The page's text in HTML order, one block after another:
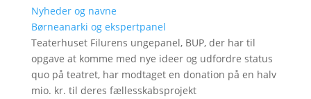
Nyheder og navne
Børneanarki og ekspertpanel
Teaterhuset Filurens ungepanel, BUP, der har til
opgave at komme med nye ideer og udfordre status
quo på teatret, har modtaget en donation på en halv
mio. kr. til deres fællesskabsprojekt